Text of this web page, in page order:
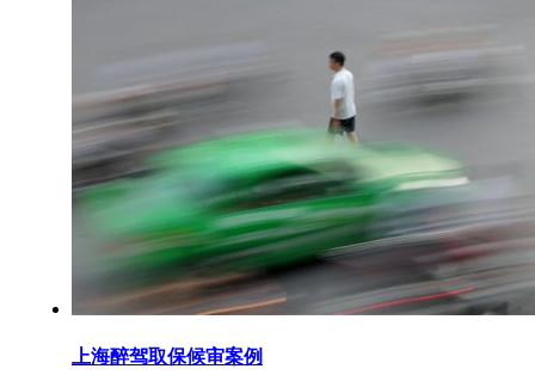
上海醉驾取保候审案例